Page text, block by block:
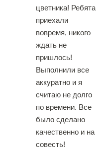
цветника! Ребята
приехали
вовремя, никого
ждать не
пришлось!
Выполнили все
аккуратно и я
считаю не долго
по времени. Все
было сделано
качественно и на
совесть!